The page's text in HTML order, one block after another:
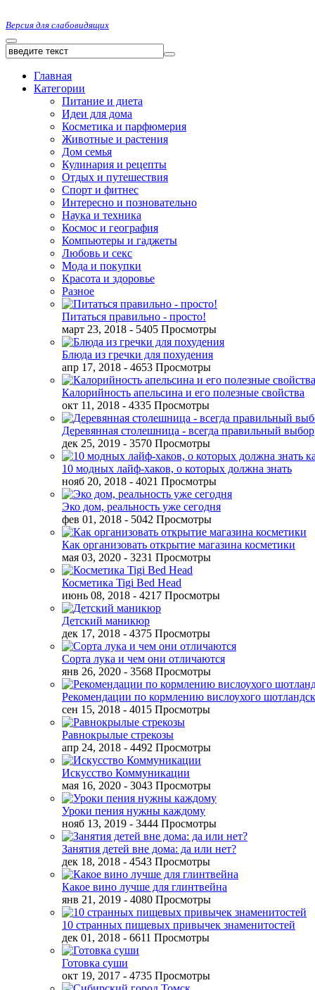
Версия для слабовидящих
Главная
Категории
Питание и диета
Идеи для дома
Косметика и парфюмерия
Животные и растения
Дом семья
Кулинария и рецепты
Отдых и путешествия
Спорт и фитнес
Интересно и позновательно
Наука и техника
Космос и география
Компьютеры и гаджеты
Любовь и секс
Мода и покупки
Красота и здоровье
Разное
Питаться правильно - просто!
март 23, 2018 - 5405 Просмотры
Блюда из гречки для похудения
апр 17, 2018 - 4653 Просмотры
Калорийность апельсина и его полезные свойства
окт 11, 2018 - 4335 Просмотры
Деревянная столешница - всегда правильный выбор
дек 25, 2019 - 3570 Просмотры
10 модных лайф-хаков, о которых должна знать
нояб 20, 2018 - 4021 Просмотры
Эко дом, реальность уже сегодня
фев 01, 2018 - 5042 Просмотры
Как организовать открытие магазина косметики
мая 03, 2020 - 3231 Просмотры
Косметика Tigi Bed Head
июнь 08, 2018 - 4217 Просмотры
Детский маникюр
дек 17, 2018 - 4375 Просмотры
Сорта лука и чем они отличаются
янв 26, 2020 - 3568 Просмотры
Рекомендации по кормлению вислоухого
сен 15, 2018 - 4015 Просмотры
Равнокрылые стрекозы
апр 24, 2018 - 4492 Просмотры
Искусство Коммуникации
мая 16, 2020 - 3043 Просмотры
Уроки пения нужны каждому
нояб 13, 2019 - 3444 Просмотры
Занятия детей вне дома: да или нет?
дек 18, 2018 - 4543 Просмотры
Какое вино лучше для глинтвейна
янв 21, 2019 - 4080 Просмотры
10 странных пищевых привычек знаменитостей
дек 01, 2018 - 6611 Просмотры
Готовка суши
окт 19, 2017 - 4735 Просмотры